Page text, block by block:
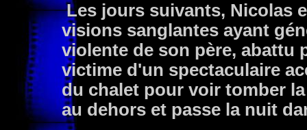
Les jours suivants, Nicolas
visions sanglantes ayant
violente de son père, abattu
victime d'un spectaculaire
du chalet pour voir tomber
au dehors et passe la nuit